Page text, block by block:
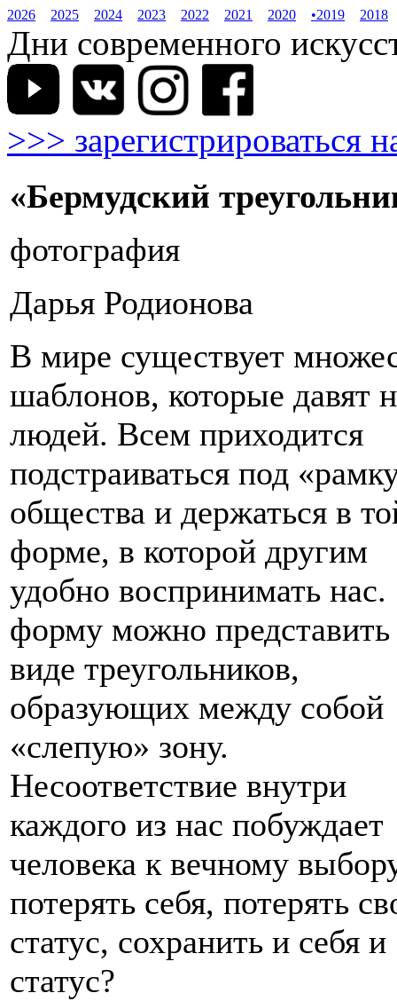
2026 2025 2024 2023 2022 2021 2020 •2019 2018
Дни современного
>>> зарегистрироваться
«Бермудский
фотография
Дарья Родионова
В мире существует
шаблонов, которые давят
людей. Всем приходится
подстраиваться под
общества и держаться в
форме, в которой другим
удобно воспринимать
форму можно представить
виде треугольников,
образующих между собой
«слепую» зону.
Несоответствие внутри
каждого из нас побуждает
человека к вечному
потерять себя, потерять
статус, сохранить и себя и
статус?